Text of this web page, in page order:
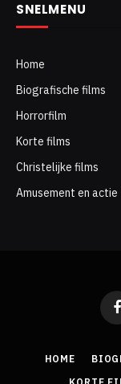
SNELMENU
Home
Biografische films
Horrorfilm
Korte films
Christelijke films
Amusement en actie
HOME